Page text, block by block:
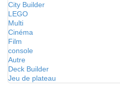
City Builder
LEGO
Multi
Cinéma
Film
console
Autre
Deck Builder
Jeu de plateau